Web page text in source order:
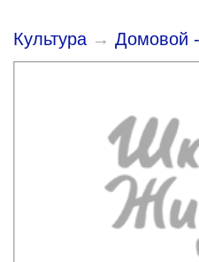
Культура → Домовой